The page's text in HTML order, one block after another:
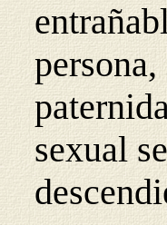
sexual